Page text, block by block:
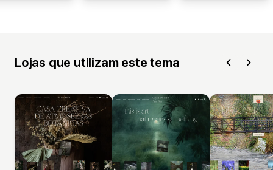
Lojas que utilizam este tema